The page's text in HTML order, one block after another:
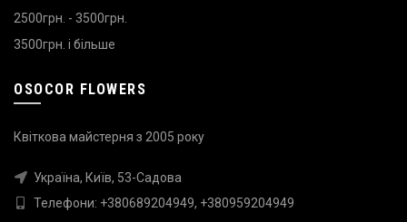
2500грн. - 3500грн.
3500грн. і більше
OSOCOR FLOWERS
Квіткова майстерня з 2005 року
Україна, Київ, 53-Садова
Телефони: +380689204949, +380959204949